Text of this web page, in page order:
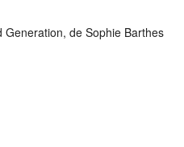
Generation, de Sophie Barthes